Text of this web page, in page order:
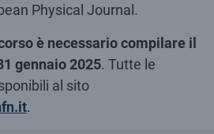
Physical Journal.
è necessario compilare il
gennaio 2025. Tutte le
al sito
.